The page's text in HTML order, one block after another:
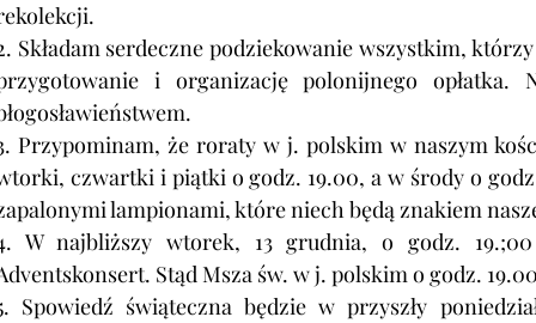
Składam serdeczne podziekowanie wszystkim,
i organizację polonijnego opłatka.
Przypominam, że roraty w j. polskim w naszym
czwartki i piątki o godz. 19.00, a w środy o
lampionami, które niech będą znakiem
W najbliższy wtorek, 13 grudnia, o godz.
Stąd Msza św. w j. polskim o godz.
Spowiedź świąteczna będzie w przyszły